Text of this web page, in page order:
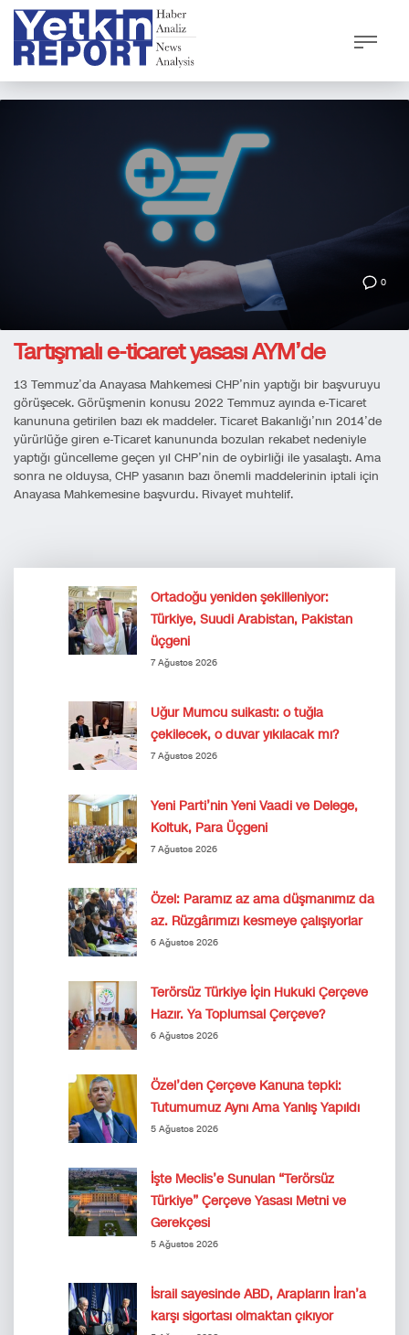
0
Tartışmalı e-ticaret yasası AYM’de
13 Temmuz’da Anayasa Mahkemesi CHP’nin yaptığı bir başvuruyu
görüşecek. Görüşmenin konusu 2022 Temmuz ayında e-Ticaret
kanununa getirilen bazı ek maddeler. Ticaret Bakanlığı’nın 2014’de
yürürlüğe giren e-Ticaret kanununda bozulan rekabet nedeniyle
yaptığı güncelleme geçen yıl CHP’nin de oybirliği ile yasalaştı. Ama
sonra ne olduysa, CHP yasanın bazı önemli maddelerinin iptali için
Anayasa Mahkemesine başvurdu. Rivayet muhtelif.
Ortadoğu yeniden şekilleniyor:
Türkiye, Suudi Arabistan, Pakistan
üçgeni
7 Ağustos 2026
Uğur Mumcu suikastı: o tuğla
çekilecek, o duvar yıkılacak mı?
7 Ağustos 2026
Yeni Parti’nin Yeni Vaadi ve Delege,
Koltuk, Para Üçgeni
7 Ağustos 2026
Özel: Paramız az ama düşmanımız da
az. Rüzgârımızı kesmeye çalışıyorlar
6 Ağustos 2026
Terörsüz Türkiye İçin Hukuki Çerçeve
Hazır. Ya Toplumsal Çerçeve?
6 Ağustos 2026
Özel’den Çerçeve Kanuna tepki:
Tutumumuz Aynı Ama Yanlış Yapıldı
5 Ağustos 2026
İşte Meclis’e Sunulan “Terörsüz
Türkiye” Çerçeve Yasası Metni ve
Gerekçesi
5 Ağustos 2026
İsrail sayesinde ABD, Arapların İran’a
karşı sigortası olmaktan çıkıyor